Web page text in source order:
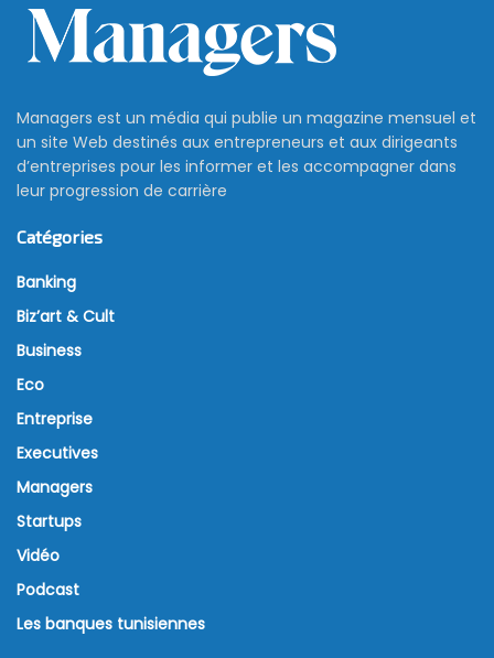
Managers est un média qui publie un magazine mensuel et
un site Web destinés aux entrepreneurs et aux dirigeants
d’entreprises pour les informer et les accompagner dans
leur progression de carrière
Catégories
Banking
Biz’art & Cult
Business
Eco
Entreprise
Executives
Managers
Startups
Vidéo
Podcast
Les banques tunisiennes